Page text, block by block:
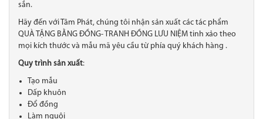
sắn.
Hãy đến với Tâm Phát, chúng tôi nhận sản xuất các tác phẩm
QUÀ TẶNG BẰNG ĐỒNG- TRANH ĐỒNG LƯU NIỆM tinh xảo theo
mọi kích thước và mẫu mã yêu cầu từ phía quý khách hàng .
Quy trình sản xuất:
Tạo mẫu
Dấp khuôn
Đổ đồng
Làm nguội